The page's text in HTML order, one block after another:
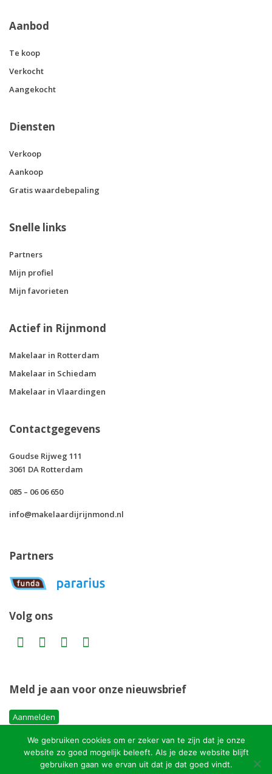
Aanbod
Te koop
Verkocht
Aangekocht
Diensten
Verkoop
Aankoop
Gratis waardebepaling
Snelle links
Partners
Mijn profiel
Mijn favorieten
Actief in Rijnmond
Makelaar in Rotterdam
Makelaar in Schiedam
Makelaar in Vlaardingen
Contactgegevens
Goudse Rijweg 111
3061 DA Rotterdam
085 – 06 06 650
info@makelaardijrijnmond.nl
Partners
Volg ons
Meld je aan voor onze nieuwsbrief
Aanmelden
Copyright MakelaardijRijnmond.nl
We gebruiken cookies om er zeker van te zijn dat je onze
website zo goed mogelijk beleeft. Als je deze website blijft
gebruiken gaan we ervan uit dat je dat goed vindt.